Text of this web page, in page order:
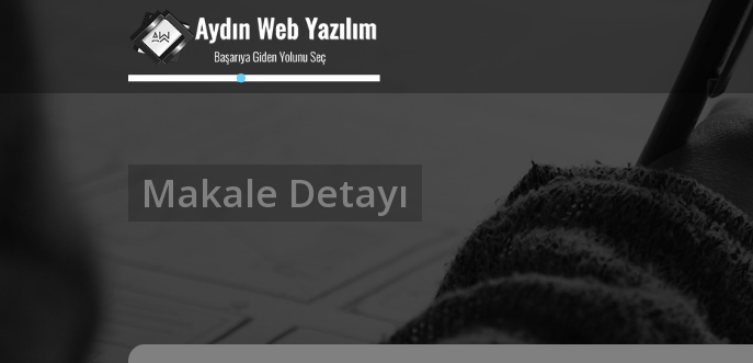
Makale Detayı